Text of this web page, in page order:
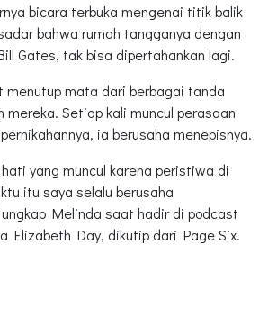
bicara terbuka mengenai titik balik
bahwa rumah tangganya dengan
Gates, tak bisa dipertahankan lagi.
menutup mata dari berbagai tanda
mereka. Setiap kali muncul perasaan
ia berusaha menepisnya.
yang muncul karena peristiwa di
itu saya selalu berusaha
ungkap Melinda saat hadir di podcast
Elizabeth Day, dikutip dari Page Six.